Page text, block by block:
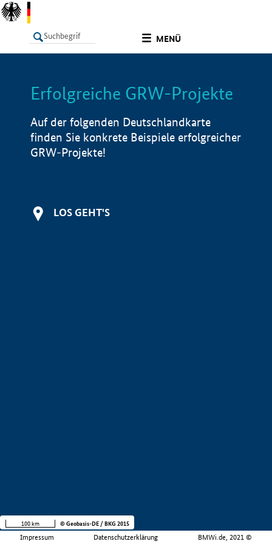
MENÜ
LISTE Info
Erfolgreiche GRW-Projekte
Auf der folgenden Deutschlandkarte
finden Sie konkrete Beispiele erfolgreicher
GRW-Projekte!
LOS GEHT'S
Impressum Datenschutzerklärung BMWi.de, 2021 ©
100 km © Geobasis-DE / BKG 2015